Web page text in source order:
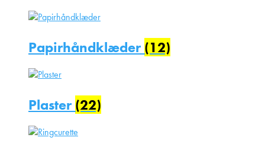
Papirhåndklæder (12)
Plaster (22)